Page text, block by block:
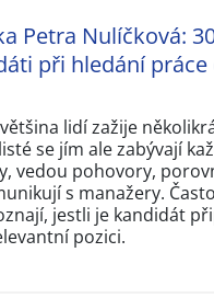
Petra Nulíčková:
při hledání práce
lidí zažije
se jím ale zabývají
vedou pohovory,
s manažery.
jestli je kandidát
pozici.